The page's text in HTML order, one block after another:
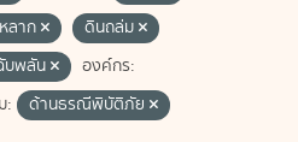
ลาก
ดินถล่ม
บพลัน
องค์กร:
:
ด้านธรณีพิบัติภัย